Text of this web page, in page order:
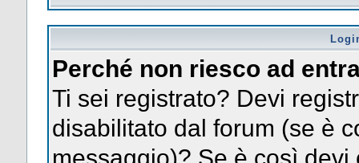
Perché non riesco ad
Ti sei registrato? Devi
disabilitato dal forum (se è